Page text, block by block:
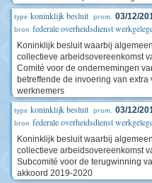
type koninklijk besluit prom. 03/12/
bron federale overheidsdienst
Koninklijk besluit waarbij
collectieve arbeidsovereenkomst
Comité voor de ondernemingen
betreffende de invoering van
werknemers
type koninklijk besluit prom. 03/12/
bron federale overheidsdienst
Koninklijk besluit waarbij
collectieve arbeidsovereenkomst
Subcomité voor de terugwinning
akkoord 2019-2020